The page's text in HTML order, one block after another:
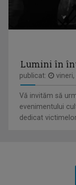
Emisiune despre
MARIA FLOREA
După aproape 30
Lumini în
publicat:
Vă invităm să
evenimentului
dedicat